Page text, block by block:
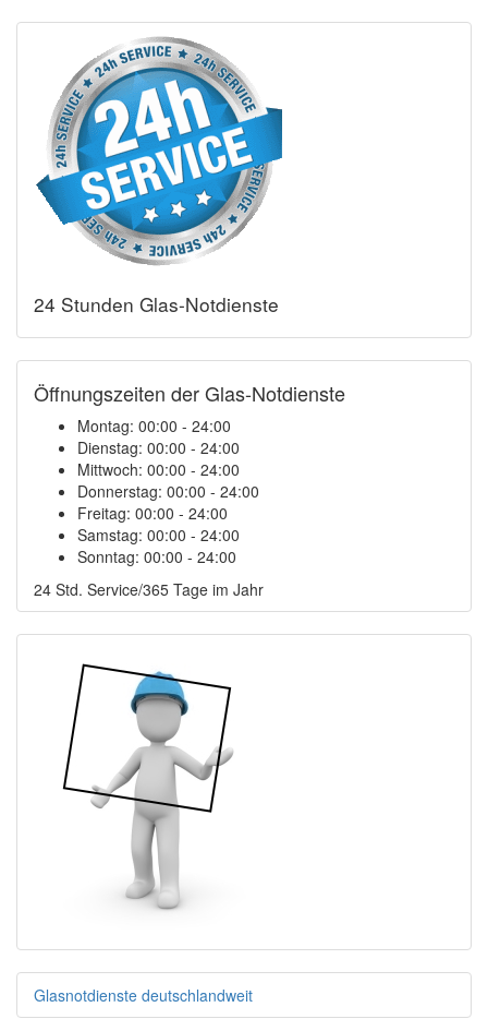
24 Stunden Glas-Notdienste
Öffnungszeiten der Glas-Notdienste
Montag: 00:00 - 24:00
Dienstag: 00:00 - 24:00
Mittwoch: 00:00 - 24:00
Donnerstag: 00:00 - 24:00
Freitag: 00:00 - 24:00
Samstag: 00:00 - 24:00
Sonntag: 00:00 - 24:00
24 Std. Service/365 Tage im Jahr
Glasnotdienste deutschlandweit